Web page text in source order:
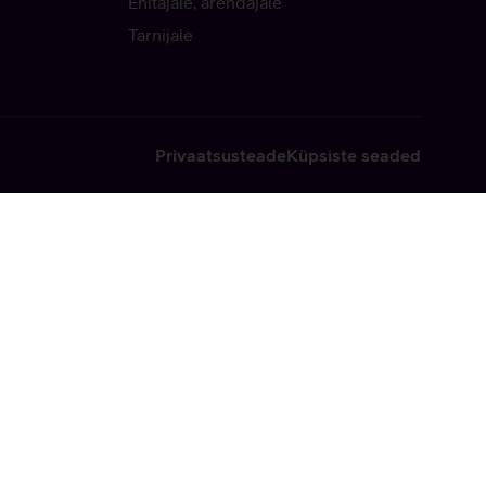
Tarnijale
PrivaatsusteadeKüpsiste seaded